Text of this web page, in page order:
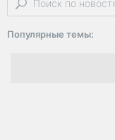
Популярные темы: